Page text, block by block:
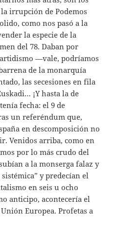
irrupción de Podemos
como nos pasó a la
la especie de la
del 78. Daban por
—vale, podríamos
de la monarquía
las secesiones en fila
¡Y hasta la de
fecha: el 9 de
un referéndum que,
en descomposición no
Venidos arriba, como en
por lo más crudo del
a la monserga falaz y
y predecían el
en seis u ocho
anticipo, acontecería el
Europea. Profetas a